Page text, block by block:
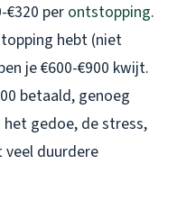
€320 perontstopping.
hebt (niet
je €600-€900 kwijt.
betaald, genoeg
gedoe, de stress,
duurdere